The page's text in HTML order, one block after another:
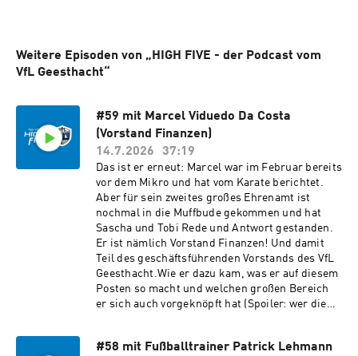
Weitere Episoden von „HIGH FIVE - der Podcast vom
VfL Geesthacht“
#59 mit Marcel Viduedo Da Costa
(Vorstand Finanzen)
14.7.2026
37:19
Das ist er erneut: Marcel war im Februar bereits
vor dem Mikro und hat vom Karate berichtet.
Aber für sein zweites großes Ehrenamt ist
nochmal in die Muffbude gekommen und hat
Sascha und Tobi Rede und Antwort gestanden.
Er ist nämlich Vorstand Finanzen! Und damit
Teil des geschäftsführenden Vorstands des VfL
Geesthacht.Wie er dazu kam, was er auf diesem
Posten so macht und welchen großen Bereich
er sich auch vorgeknöpft hat (Spoiler: wer die
gern in deiner Podcast-App oder an
#58 mit Fußballtrainer Patrick Lehmann